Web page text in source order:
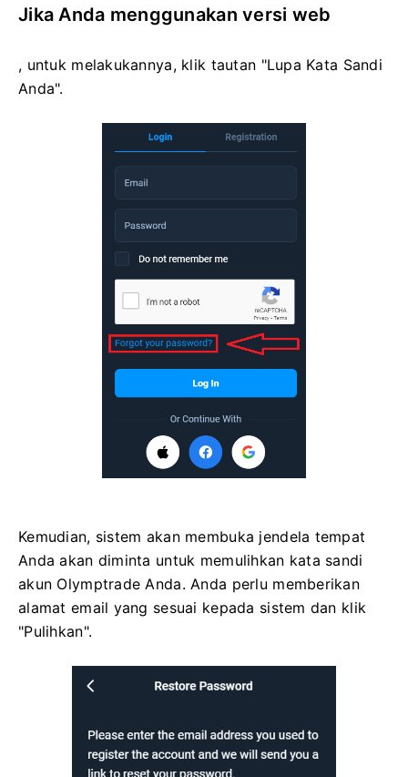
Jika Anda menggunakan versi web
, untuk melakukannya, klik tautan "Lupa Kata Sandi
Anda".
Kemudian, sistem akan membuka jendela tempat
Anda akan diminta untuk memulihkan kata sandi
akun Olymptrade Anda. Anda perlu memberikan
alamat email yang sesuai kepada sistem dan klik
"Pulihkan".